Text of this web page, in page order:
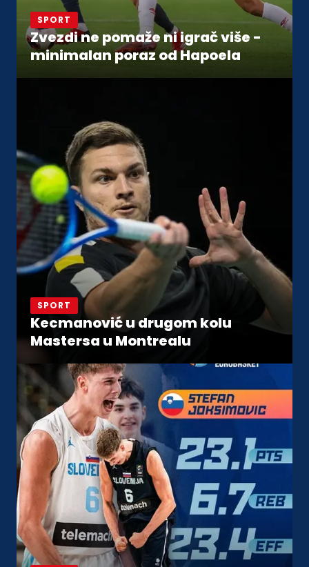
SPORT
Zvezdi ne pomaže ni igrač više -
minimalan poraz od Hapoela
SPORT
Kecmanović u drugom kolu
Mastersa u Montrealu